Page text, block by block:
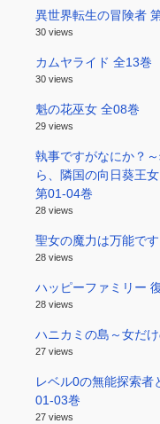
異世界転生の冒険者
30 views
カムヤライド 全13巻
30 views
魁の花巫女 全08巻
29 views
執事ですがなにか？
ら、隣国の向日葵王
第01-04巻
28 views
聖女の魔力は万能で
28 views
ハッピーファミリー
28 views
ハニカミの島～女だ
27 views
レベル0の無能探索者
01-03巻
27 views